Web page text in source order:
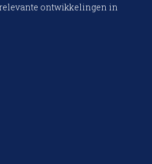
ontwikkelingen in